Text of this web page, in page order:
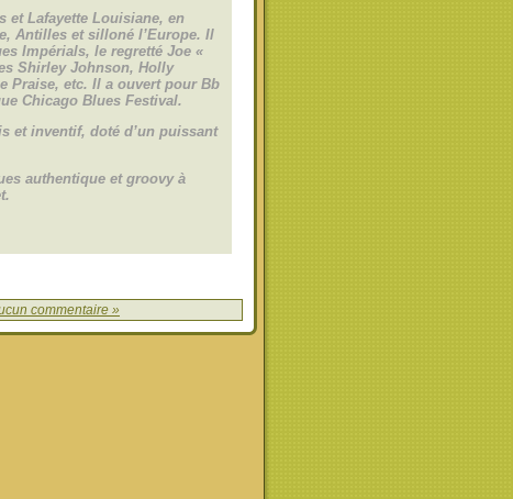
et Lafayette Louisiane, en
Antilles et silloné l’Europe. Il
Impérials, le regretté Joe «
Shirley Johnson, Holly
Praise, etc. Il a ouvert pour Bb
Chicago Blues Festival.
et inventif, doté d’un puissant
authentique et groovy à
commentaire »